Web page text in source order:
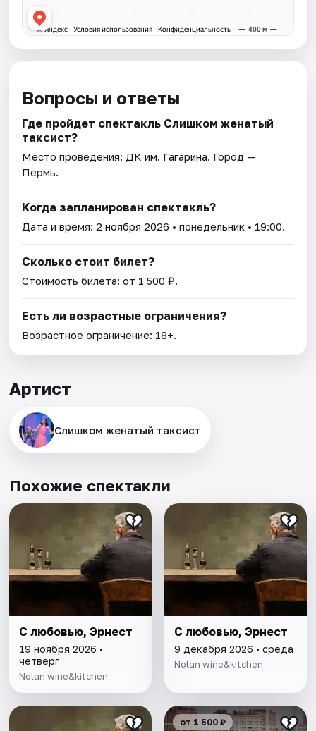
Вопросы и ответы
Где пройдет спектакль Слишком женатый
таксист?
Место проведения: ДК им. Гагарина. Город —
Пермь.
Когда запланирован спектакль?
Дата и время:2 ноября 2026 • понедельник • 19:00.
Сколько стоит билет?
Стоимость билета: от 1 500 ₽.
Есть ли возрастные ограничения?
Возрастное ограничение: 18+.
Артист
Слишком женатый таксист
Похожие спектакли
С любовью, Эрнест
19 ноября 2026 •
четверг
Nolan wine&kitchen
С любовью, Эрнест
9 декабря 2026 • среда
Nolan wine&kitchen
от 1 500 ₽